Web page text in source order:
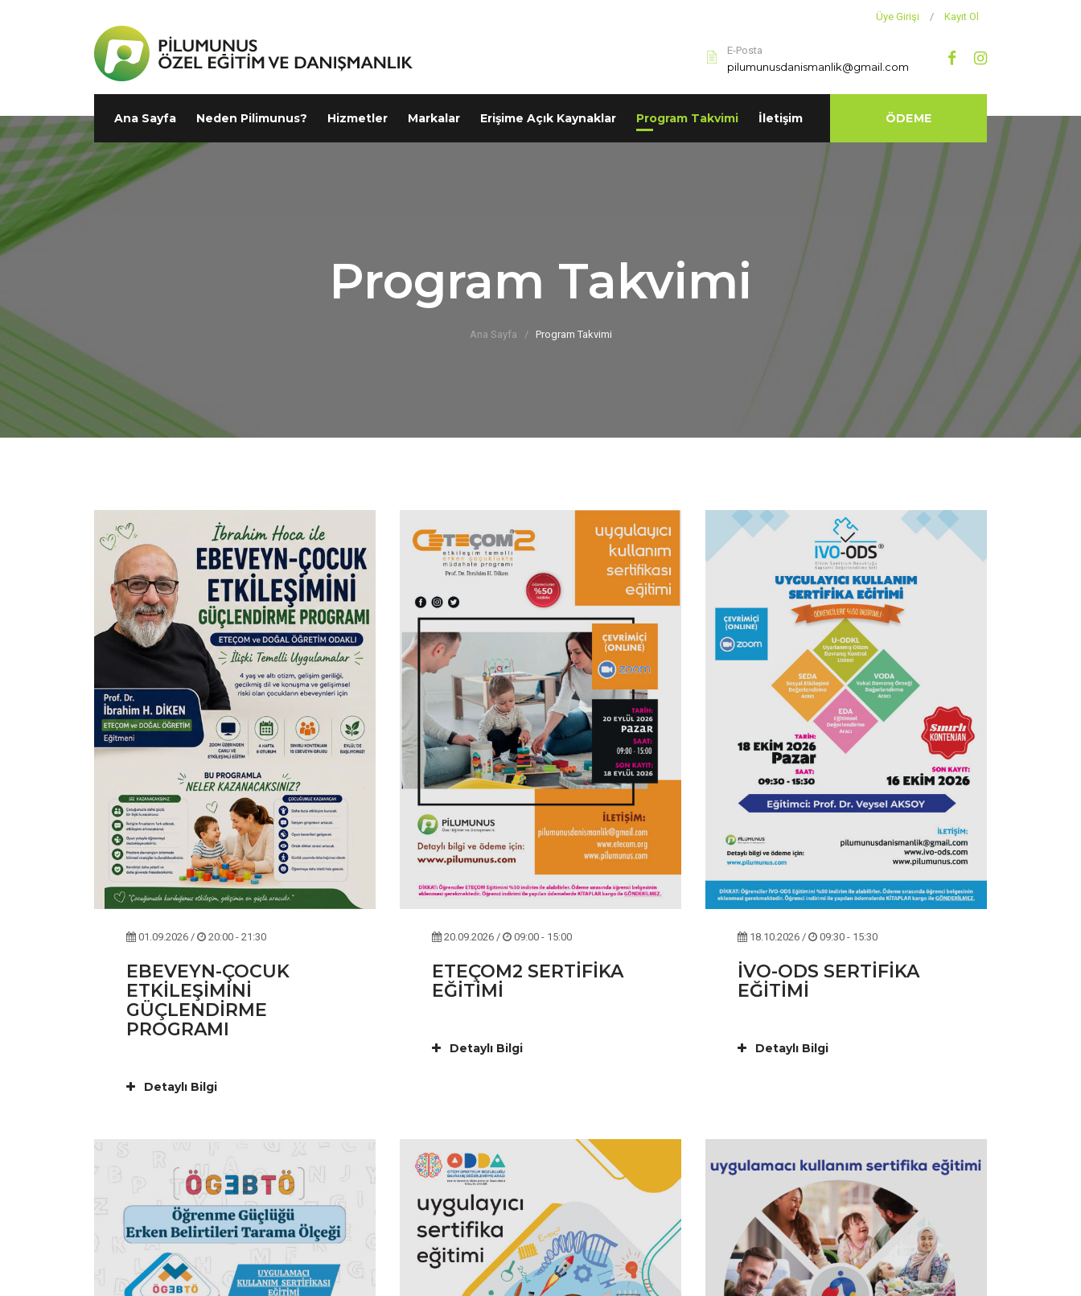
Üye Girişi / Kayıt Ol
E-Posta
pilumunusdanismanlik@gmail.com
Ana Sayfa Neden Pilimunus? Hizmetler Markalar Erişime Açık Kaynaklar Program Takvimi İletişim ÖDEME
Program Takvimi
Ana Sayfa Program Takvimi
01.09.2026 / 20:00 - 21:30
EBEVEYN-ÇOCUK
ETKİLEŞİMİNİ
GÜÇLENDİRME
PROGRAMI
Detaylı Bilgi
20.09.2026 / 09:00 - 15:00
ETEÇOM2 SERTİFİKA
EĞİTİMİ
Detaylı Bilgi
18.10.2026 / 09:30 - 15:30
İVO-ODS SERTİFİKA
EĞİTİMİ
Detaylı Bilgi